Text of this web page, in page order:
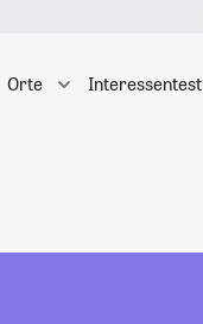
Orte Interessentest